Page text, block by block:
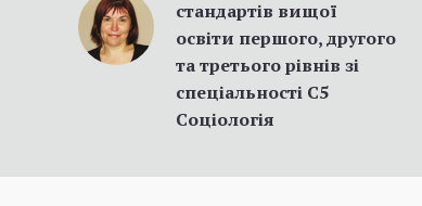
стандартів вищої
освіти першого, другого
та третього рівнів зі
спеціальності С5
Соціологія